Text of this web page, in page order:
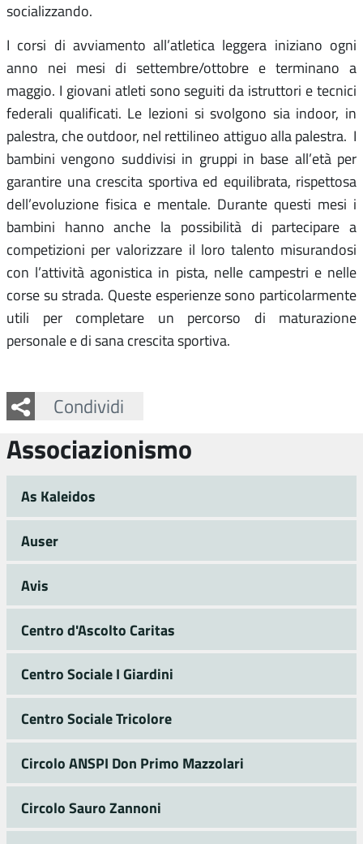
socializzando.
I corsi di avviamento all’atletica leggera iniziano ogni
anno nei mesi di settembre/ottobre e terminano a
maggio. I giovani atleti sono seguiti da istruttori e tecnici
federali qualificati. Le lezioni si svolgono sia indoor, in
palestra, che outdoor, nel rettilineo attiguo alla palestra. I
bambini vengono suddivisi in gruppi in base all’età per
garantire una crescita sportiva ed equilibrata, rispettosa
dell’evoluzione fisica e mentale. Durante questi mesi i
bambini hanno anche la possibilità di partecipare a
competizioni per valorizzare il loro talento misurandosi
con l’attività agonistica in pista, nelle campestri e nelle
corse su strada. Queste esperienze sono particolarmente
utili per completare un percorso di maturazione
personale e di sana crescita sportiva.
Condividi
Facebook
Twitter
Whatsapp
Associazionismo
As Kaleidos
Auser
Avis
Centro d'Ascolto Caritas
Centro Sociale I Giardini
Centro Sociale Tricolore
Circolo ANSPI Don Primo Mazzolari
Circolo Sauro Zannoni